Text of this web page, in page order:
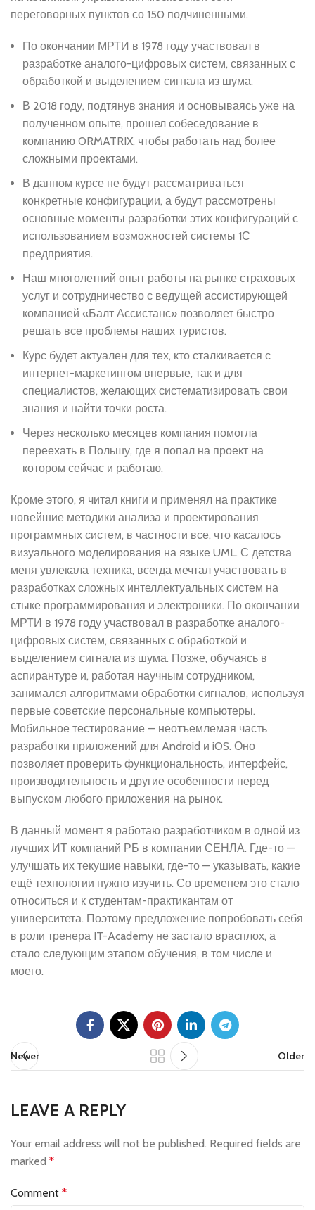
переговорных пунктов со 150 подчиненными.
По окончании МРТИ в 1978 году участвовал в
разработке аналого-цифровых систем, связанных с
обработкой и выделением сигнала из шума.
В 2018 году, подтянув знания и основываясь уже на
полученном опыте, прошел собеседование в
компанию ORMATRIX, чтобы работать над более
сложными проектами.
В данном курсе не будут рассматриваться
конкретные конфигурации, а будут рассмотрены
основные моменты разработки этих конфигураций с
использованием возможностей системы 1С
предприятия.
Наш многолетний опыт работы на рынке страховых
услуг и сотрудничество с ведущей ассистирующей
компанией «Балт Ассистанс» позволяет быстро
решать все проблемы наших туристов.
Курс будет актуален для тех, кто сталкивается с
интернет-маркетингом впервые, так и для
специалистов, желающих систематизировать свои
знания и найти точки роста.
Через несколько месяцев компания помогла
переехать в Польшу, где я попал на проект на
котором сейчас и работаю.
Кроме этого, я читал книги и применял на практике
новейшие методики анализа и проектирования
программных систем, в частности все, что касалось
визуального моделирования на языке UML. С детства
меня увлекала техника, всегда мечтал участвовать в
разработках сложных интеллектуальных систем на
стыке программирования и электроники. По окончании
МРТИ в 1978 году участвовал в разработке аналого-
цифровых систем, связанных с обработкой и
выделением сигнала из шума. Позже, обучаясь в
аспирантуре и, работая научным сотрудником,
занимался алгоритмами обработки сигналов, используя
первые советские персональные компьютеры.
Мобильное тестирование — неотъемлемая часть
разработки приложений для Android и iOS. Оно
позволяет проверить функциональность, интерфейс,
производительность и другие особенности перед
выпуском любого приложения на рынок.
В данный момент я работаю разработчиком в одной из
лучших ИТ компаний РБ в компании СЕНЛА. Где-то —
улучшать их текушие навыки, где-то — указывать, какие
ещё технологии нужно изучить. Со временем это стало
относиться и к студентам-практикантам от
университета. Поэтому предложение попробовать себя
в роли тренера IT-Academy не застало врасплох, а
стало следующим этапом обучения, в том числе и
моего.
Newer Older
LEAVE A REPLY
Your email address will not be published. Required fields are
marked *
Comment *